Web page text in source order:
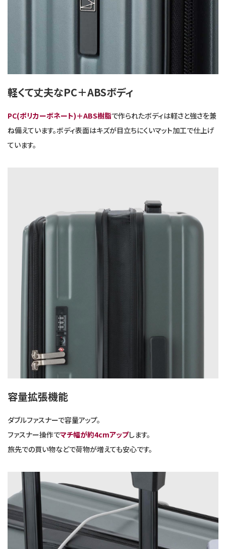
軽くて丈夫なPC＋ABSボディ
PC(ポリカーボネート)＋ABS樹脂で作られたボディは軽さと強さを兼
ね備えています。ボディ表面はキズが目立ちにくいマット加工で仕上げ
ています。
容量拡張機能
ダブルファスナーで容量アップ。
ファスナー操作でマチ幅が約4cmアップします。
旅先での買い物などで荷物が増えても安心です。